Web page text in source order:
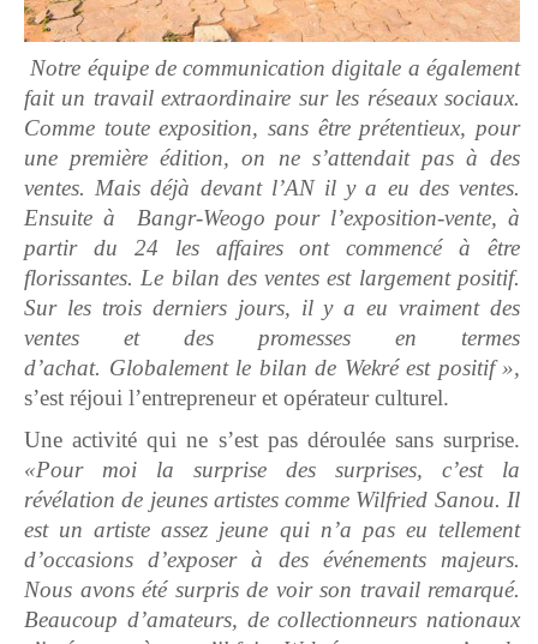
Notre équipe de communication digitale a également
fait un travail extraordinaire sur les réseaux sociaux.
Comme toute exposition, sans être prétentieux, pour
une première édition, on ne s’attendait pas à des
ventes. Mais déjà devant l’AN il y a eu des ventes.
Ensuite à Bangr-Weogo pour l’exposition-vente, à
partir du 24 les affaires ont commencé à être
florissantes. Le bilan des ventes est largement positif.
Sur les trois derniers jours, il y a eu vraiment des
ventes et des promesses en termes
d’achat. Globalement le bilan de Wekré est positif »,
s’est réjoui l’entrepreneur et opérateur culturel.
Une activité qui ne s’est pas déroulée sans surprise.
«Pour moi la surprise des surprises, c’est la
révélation de jeunes artistes comme Wilfried Sanou. Il
est un artiste assez jeune qui n’a pas eu tellement
d’occasions d’exposer à des événements majeurs.
Nous avons été surpris de voir son travail remarqué.
Beaucoup d’amateurs, de collectionneurs nationaux